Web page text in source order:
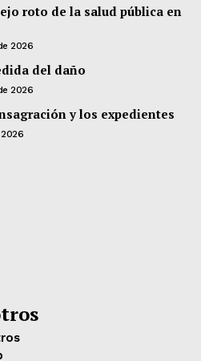
roto de la salud pública en
2026
del daño
2026
y los expedientes